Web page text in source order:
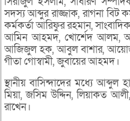
সদস্য আব্দুর রাজ্জাক, রাগনা বিট
কর্মকর্তা আরিফুর রহমান,
আমিন আহমদ, খোর্শেদ আলম,
আজিজুল হক, আবুল বাশার,
গীতা গোস্বামী, জুবায়ের আহমদ।
স্থানীয় বাসিন্দাদের মধ্যে
মিয়া, জসিম উদ্দিন, লিয়াকত
রাখেন।